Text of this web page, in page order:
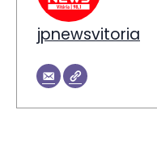
jpnewsvitoria